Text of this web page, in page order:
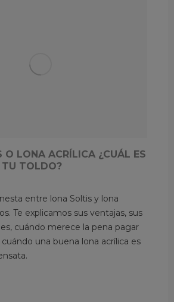
O LONA ACRÍLICA ¿CUÁL ES
TU TOLDO?
entre lona Soltis y lona
Te explicamos sus ventajas, sus
cuándo merece la pena pagar
una buena lona acrílica es